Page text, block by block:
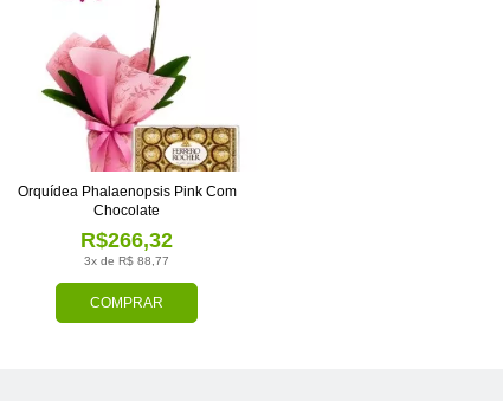
COMPRAR
3x de R$ 88,77
R$266,32
Orquídea Phalaenopsis Pink Com
Chocolate